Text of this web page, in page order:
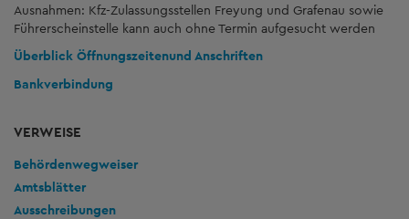
Ausnahmen: Kfz-Zulassungsstellen Freyung und Grafenau sowie
Führerscheinstelle kann auch ohne Termin aufgesucht werden
Überblick Öffnungszeitenund Anschriften
Bankverbindung
VERWEISE
Behördenwegweiser
Amtsblätter
Ausschreibungen